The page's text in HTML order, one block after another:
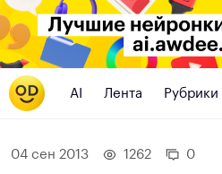
AI Лента Рубрики
04 сен 2013 1262 0